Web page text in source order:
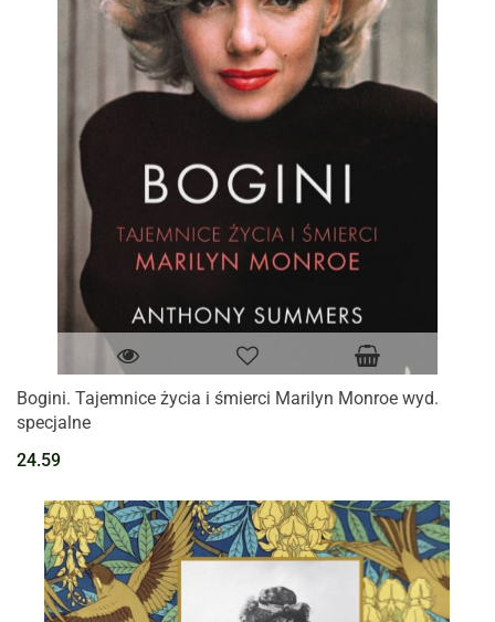
Bogini. Tajemnice życia i śmierci Marilyn Monroe wyd.
specjalne
24.59